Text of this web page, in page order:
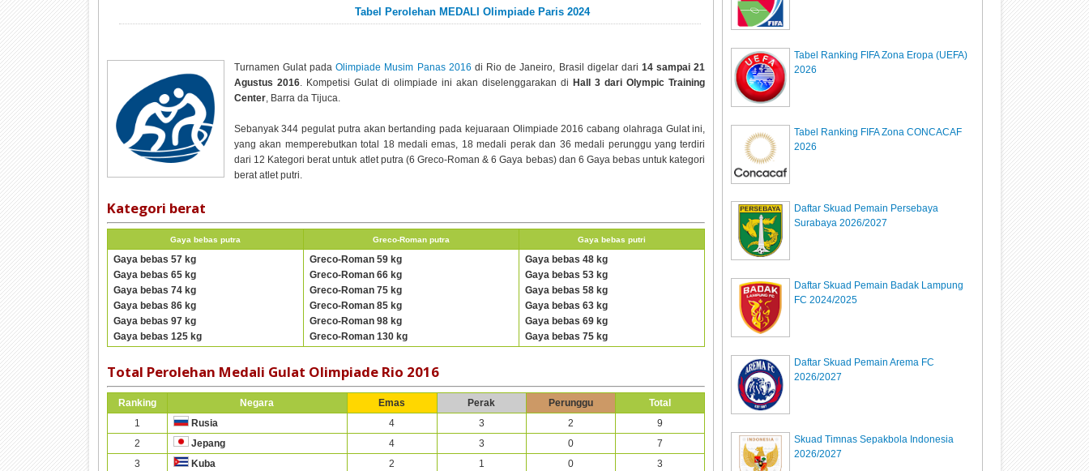
Tabel Perolehan MEDALI Olimpiade Paris 2024
Turnamen Gulat padaOlimpiade Musim Panas 2016 di Rio de Janeiro, Brasil digelar dari14 sampai 21
Agustus 2016. Kompetisi Gulat di olimpiade ini akan diselenggarakan diHall 3 dari Olympic Training
Center, Barra da Tijuca.
Sebanyak 344 pegulat putra akan bertanding pada kejuaraan Olimpiade 2016 cabang olahraga Gulat ini,
yang akan memperebutkan total 18 medali emas, 18 medali perak dan 36 medali perunggu yang terdiri
dari 12 Kategori berat untuk atlet putra (6 Greco-Roman & 6 Gaya bebas) dan 6 Gaya bebas untuk kategori
berat atlet putri.
Kategori berat
Gaya bebas putra Greco-Roman putra Gaya bebas putri
Gaya bebas 57 kg
Gaya bebas 65 kg
Gaya bebas 74 kg
Gaya bebas 86 kg
Gaya bebas 97 kg
Gaya bebas 125 kg
Greco-Roman 59 kg
Greco-Roman 66 kg
Greco-Roman 75 kg
Greco-Roman 85 kg
Greco-Roman 98 kg
Greco-Roman 130 kg
Gaya bebas 48 kg
Gaya bebas 53 kg
Gaya bebas 58 kg
Gaya bebas 63 kg
Gaya bebas 69 kg
Gaya bebas 75 kg
Total Perolehan Medali Gulat Olimpiade Rio 2016
Ranking Negara Emas Perak Perunggu
Total
1
Rusia 4 3 2
9
2
Jepang 4 3 0
7
3
Kuba 2 1 0
3
Tabel Ranking FIFA Zona Eropa (UEFA)
2026
Tabel Ranking FIFA Zona CONCACAF
2026
Daftar Skuad Pemain Persebaya
Surabaya 2026/2027
Daftar Skuad Pemain Badak Lampung
FC 2024/2025
Daftar Skuad Pemain Arema FC
2026/2027
Skuad Timnas Sepakbola Indonesia
2026/2027